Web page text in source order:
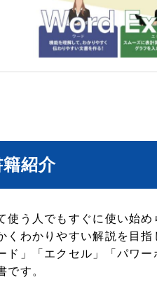
紹介
使う人でもすぐに使い始め
くわかりやすい解説を目指
ド」「エクセル」「パワ
です。